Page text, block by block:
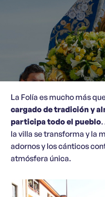
La Folía es mucho más
cargado de tradición y
participa todo el pueblo
la villa se transforma y la
adornos y los cánticos
atmósfera única.